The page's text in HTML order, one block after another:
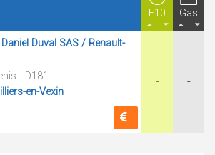
E10 Gas
Duval SAS / Renault-
- D181
en-Vexin
- -